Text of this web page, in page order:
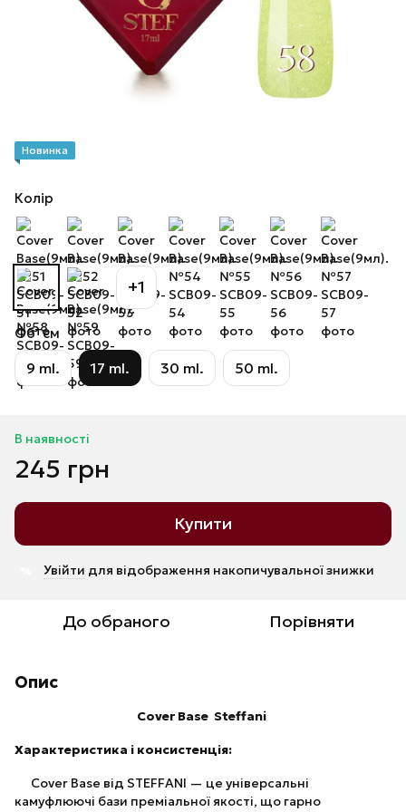
Новинка
Колір
+1
Об`єм
9 ml. 17 ml. 30 ml. 50 ml.
В наявності
245 грн
Купити
Увійти для відображення накопичувальної знижки
До обраного Порівняти
Опис
Cover Base Steffani
Характеристика і консистенція:
Cover Base від STEFFANI — це універсальні
камуфлюючі бази преміальної якості, що гарно